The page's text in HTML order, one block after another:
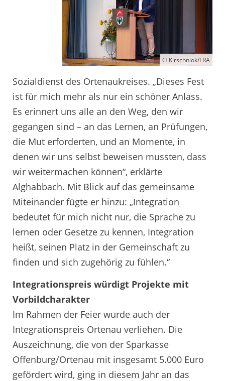
© Kirschniok/LRA
Sozialdienst des Ortenaukreises. „Dieses Fest
ist für mich mehr als nur ein schöner Anlass.
Es erinnert uns alle an den Weg, den wir
gegangen sind – an das Lernen, an Prüfungen,
die Mut erforderten, und an Momente, in
denen wir uns selbst beweisen mussten, dass
wir weitermachen können“, erklärte
Alghabbach. Mit Blick auf das gemeinsame
Miteinander fügte er hinzu: „Integration
bedeutet für mich nicht nur, die Sprache zu
lernen oder Gesetze zu kennen, Integration
heißt, seinen Platz in der Gemeinschaft zu
finden und sich zugehörig zu fühlen.“
Integrationspreis würdigt Projekte mit
Vorbildcharakter
Im Rahmen der Feier wurde auch der
Integrationspreis Ortenau verliehen. Die
Auszeichnung, die von der Sparkasse
Offenburg/Ortenau mit insgesamt 5.000 Euro
gefördert wird, ging in diesem Jahr an das